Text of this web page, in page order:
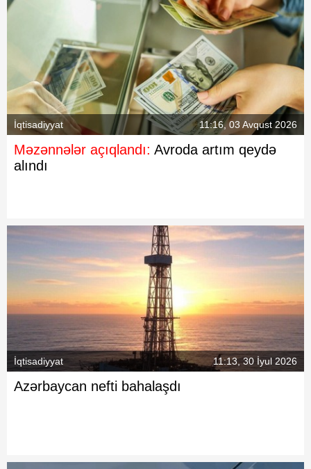
İqtisadiyyat 11:16, 03 Avqust 2026
Məzənnələr açıqlandı: Avroda artım qeydə
alındı
İqtisadiyyat 11:13, 30 İyul 2026
Azərbaycan nefti bahalaşdı